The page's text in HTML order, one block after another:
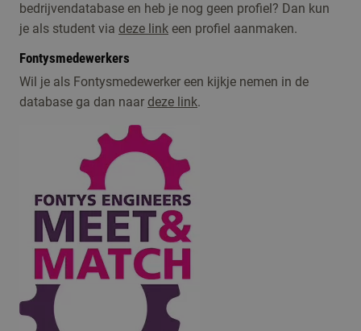
bedrijvendatabase en heb je nog geen profiel? Dan kun
je als student via deze link een profiel aanmaken.
Fontysmedewerkers
Wil je als Fontysmedewerker een kijkje nemen in de
database ga dan naar deze link.